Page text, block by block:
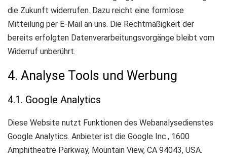
die Zukunft widerrufen. Dazu reicht eine formlose
Mitteilung per E-Mail an uns. Die Rechtmäßigkeit der
bereits erfolgten Datenverarbeitungsvorgänge bleibt vom
Widerruf unberührt.
4. Analyse Tools und Werbung
4.1. Google Analytics
Diese Website nutzt Funktionen des Webanalysedienstes
Google Analytics. Anbieter ist die Google Inc., 1600
Amphitheatre Parkway, Mountain View, CA 94043, USA.